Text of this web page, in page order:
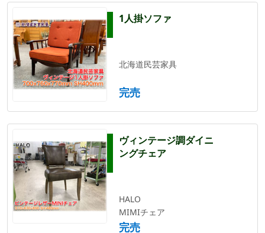
1人掛ソファ
北海道民芸家具
完売
ヴィンテージ調ダイニ
ングチェア
HALO
MIMIチェア
完売